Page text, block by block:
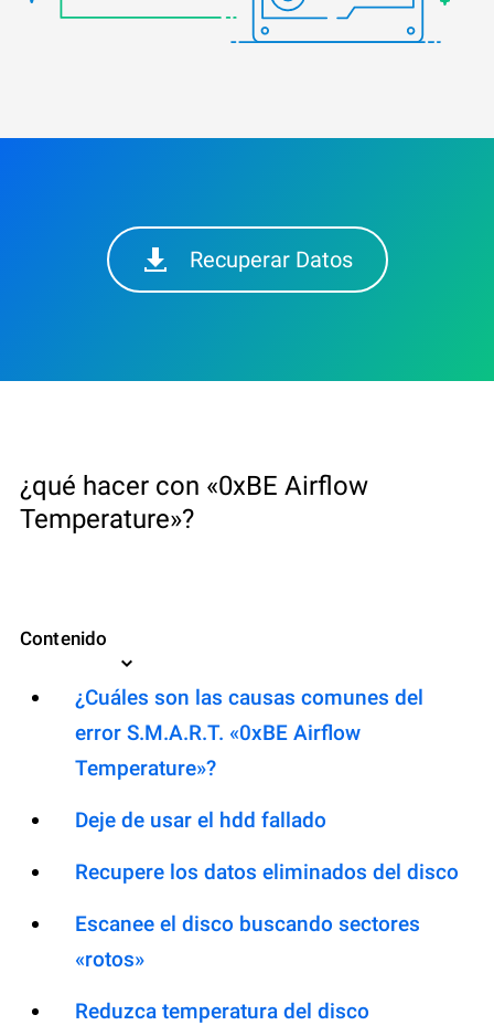
Recuperar Datos
¿qué hacer con «0xBE Airflow
Temperature»?
Contenido
¿Cuáles son las causas comunes del
error S.M.A.R.T. «0xBE Airflow
Temperature»?
Deje de usar el hdd fallado
Recupere los datos eliminados del disco
Escanee el disco buscando sectores
«rotos»
Reduzca temperatura del disco